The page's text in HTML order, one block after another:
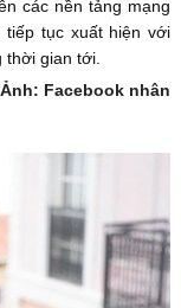
các nền tảng mạng
tục xuất hiện với
gian tới.
Facebook nhân